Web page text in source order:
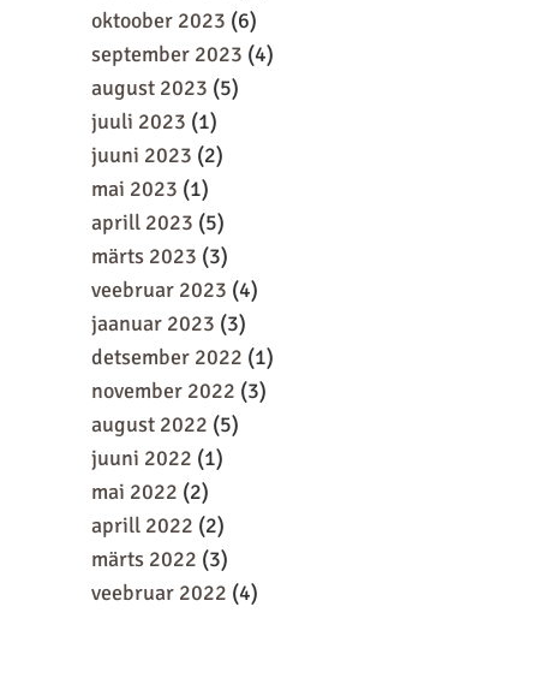
oktoober 2023 (6)
september 2023 (4)
august 2023 (5)
juuli 2023 (1)
juuni 2023 (2)
mai 2023 (1)
aprill 2023 (5)
märts 2023 (3)
veebruar 2023 (4)
jaanuar 2023 (3)
detsember 2022 (1)
november 2022 (3)
august 2022 (5)
juuni 2022 (1)
mai 2022 (2)
aprill 2022 (2)
märts 2022 (3)
veebruar 2022 (4)